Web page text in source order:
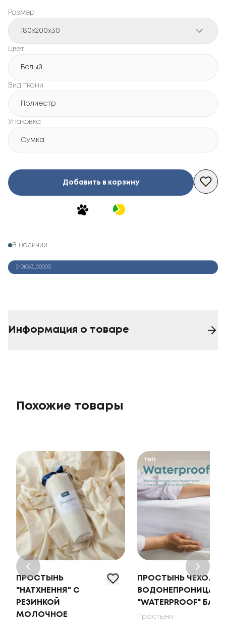
Размер
180x200x30
Цвет
Белый
Вид ткани
Полиестр
Упаковка
Сумка
Добавить в корзину
В наличии
2-01063_00000
Информация о товаре
Похожие товары
ПРОСТЫНЬ
"НАТХНЕННЯ" С
РЕЗИНКОЙ
МОЛОЧНОЕ
ПРОСТЫНЬ ЧЕХОЛ
"WATERPROOF"
Простыни